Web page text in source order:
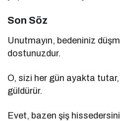
Son Söz
Unutmayın, bedeniniz
dostunuzdur.
O, sizi her gün ayakta tutar,
güldürür.
Evet, bazen şiş